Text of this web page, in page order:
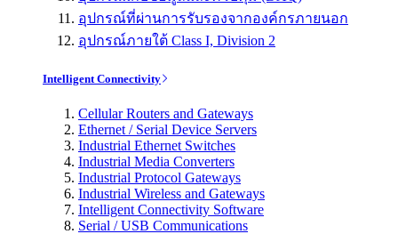
อุปกรณ์ที่ผ่านการรับรองจากองค์กรภายนอก
อุปกรณ์ภายใต้ Class I, Division 2
Intelligent Connectivity
Cellular Routers and Gateways
Ethernet / Serial Device Servers
Industrial Ethernet Switches
Industrial Media Converters
Industrial Protocol Gateways
Industrial Wireless and Gateways
Intelligent Connectivity Software
Serial / USB Communications